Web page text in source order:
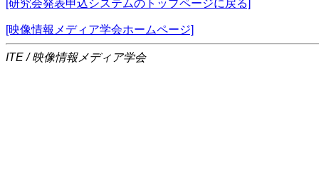
[研究会発表申込システムのトップページに戻る]
[映像情報メディア学会ホームページ]
ITE / 映像情報メディア学会